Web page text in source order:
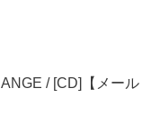
/ [CD]【メール